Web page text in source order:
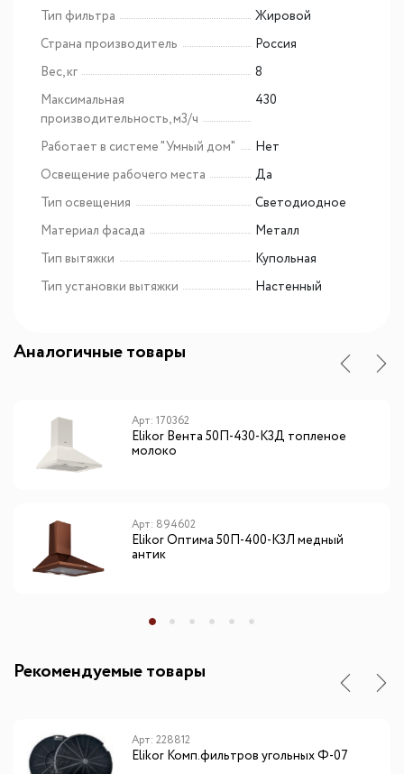
Тип фильтра
Жировой
Страна производитель
Россия
Вес, кг
8
Максимальная
производительность, м3/ч
430
Работает в системе "Умный дом"
Нет
Освещение рабочего места
Да
Тип освещения
Светодиодное
Материал фасада
Металл
Тип вытяжки
Купольная
Тип установки вытяжки
Настенный
Аналогичные товары
Арт: 170362
Elikor Вента 50П-430-К3Д топленое
молоко
Арт: 894602
Elikor Оптима 50П-400-К3Л медный
антик
Рекомендуемые товары
Арт: 228812
Elikor Комп.фильтров угольных Ф-07